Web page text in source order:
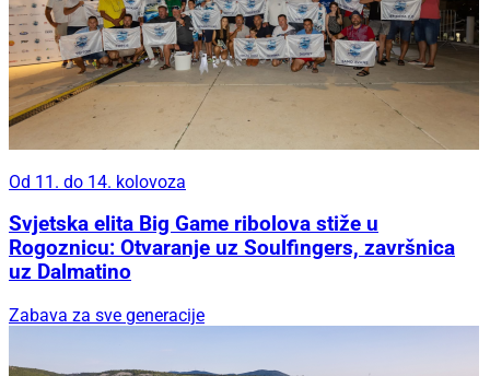
Od 11. do 14. kolovoza
Svjetska elita Big Game ribolova stiže u
Rogoznicu: Otvaranje uz Soulfingers, završnica
uz Dalmatino
Zabava za sve generacije